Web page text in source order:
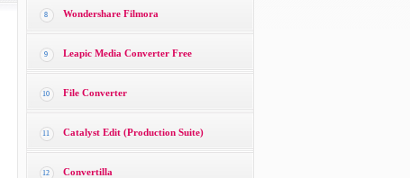
8 Wondershare Filmora
9 Leapic Media Converter Free
10 File Converter
11 Catalyst Edit (Production Suite)
12 Convertilla